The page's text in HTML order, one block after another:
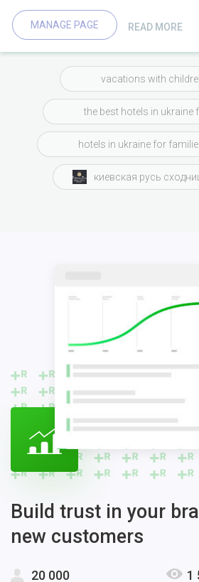
MANAGE PAGE READ MORE
vacations with
the best hotels in ukraine
hotels in ukraine for
киевская русь
Build trust in your
new customers
20 000 1